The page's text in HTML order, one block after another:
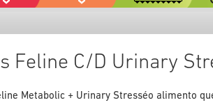
Feline C/D Urinary
Metabolic + Urinary Stresséo alimento